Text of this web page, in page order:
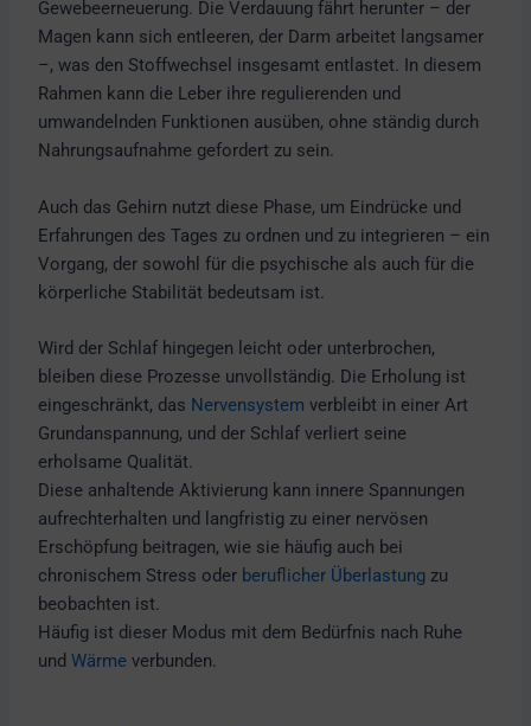
Gewebeerneuerung. Die Verdauung fährt herunter – der
Magen kann sich entleeren, der Darm arbeitet langsamer
–, was den Stoffwechsel insgesamt entlastet. In diesem
Rahmen kann die Leber ihre regulierenden und
umwandelnden Funktionen ausüben, ohne ständig durch
Nahrungsaufnahme gefordert zu sein.
Auch das Gehirn nutzt diese Phase, um Eindrücke und
Erfahrungen des Tages zu ordnen und zu integrieren – ein
Vorgang, der sowohl für die psychische als auch für die
körperliche Stabilität bedeutsam ist.
Wird der Schlaf hingegen leicht oder unterbrochen,
bleiben diese Prozesse unvollständig. Die Erholung ist
eingeschränkt, das Nervensystem verbleibt in einer Art
Grundanspannung, und der Schlaf verliert seine
erholsame Qualität.
Diese anhaltende Aktivierung kann innere Spannungen
aufrechterhalten und langfristig zu einer nervösen
Erschöpfung beitragen, wie sie häufig auch bei
chronischem Stress oder beruflicher Überlastung zu
beobachten ist.
Häufig ist dieser Modus mit dem Bedürfnis nach Ruhe
undWärme verbunden.